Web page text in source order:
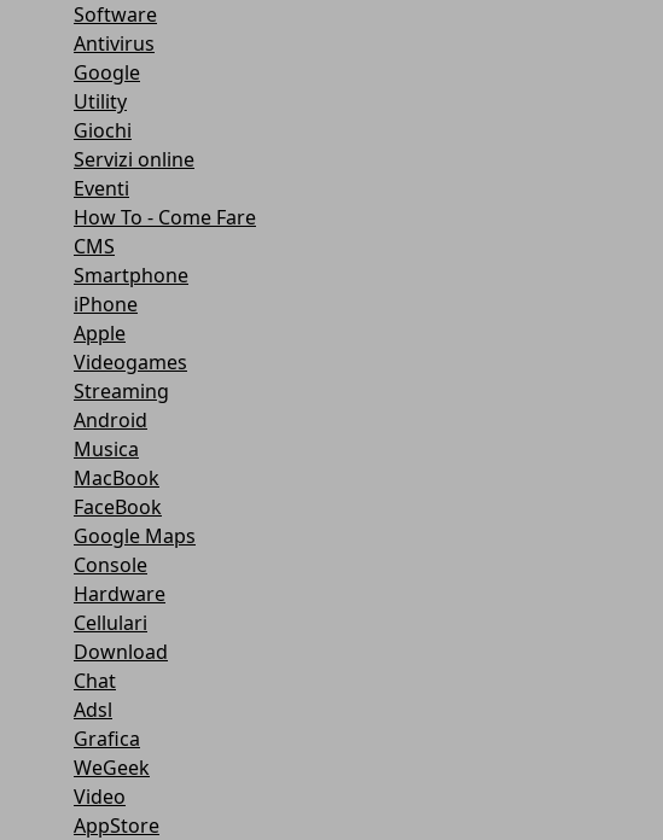
Software
Antivirus
Google
Utility
Giochi
Servizi online
Eventi
How To - Come Fare
CMS
Smartphone
iPhone
Apple
Videogames
Streaming
Android
Musica
MacBook
FaceBook
Google Maps
Console
Hardware
Cellulari
Download
Chat
Adsl
Grafica
WeGeek
Video
AppStore